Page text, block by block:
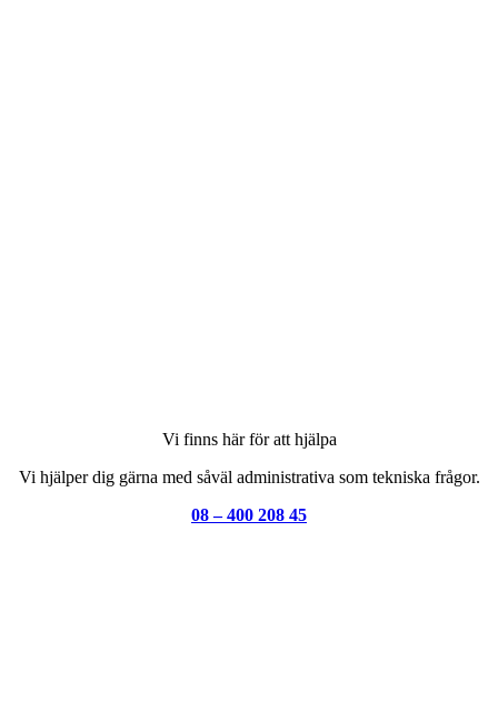
Vi finns här för att hjälpa
Vi hjälper dig gärna med såväl administrativa som tekniska frågor.
08 – 400 208 45